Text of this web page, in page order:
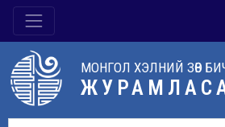
МОНГОЛ ХЭЛНИЙ ЗӨВ